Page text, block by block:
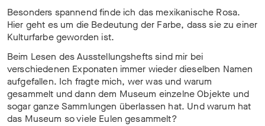
Besonders spannend finde ich das mexikanische Rosa.
Hier geht es um die Bedeutung der Farbe, dass sie zu einer
Kulturfarbe geworden ist.
Beim Lesen des Ausstellungshefts sind mir bei
verschiedenen Exponaten immer wieder dieselben Namen
aufgefallen. Ich fragte mich, wer was und warum
gesammelt und dann dem Museum einzelne Objekte und
sogar ganze Sammlungen überlassen hat. Und warum hat
das Museum so viele Eulen gesammelt?